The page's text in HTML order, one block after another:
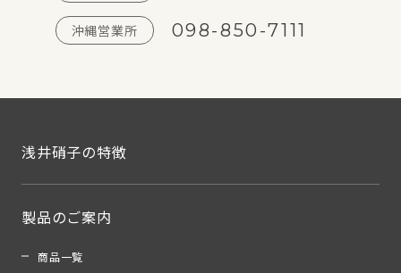
沖縄営業所 098-850-7111
浅井硝子の特徴
製品のご案内
商品一覧